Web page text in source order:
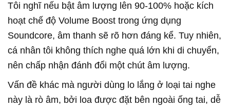
Tôi nghĩ nếu bật âm lượng lên 90-100% hoặc kích
hoạt chế độ Volume Boost trong ứng dụng
Soundcore, âm thanh sẽ rõ hơn đáng kể. Tuy nhiên,
cá nhân tôi không thích nghe quá lớn khi di chuyển,
nên chấp nhận đánh đổi một chút âm lượng.
Vấn đề khác mà người dùng lo lắng ở loại tai nghe
này là rò âm, bởi loa được đặt bên ngoài ống tai, dễ